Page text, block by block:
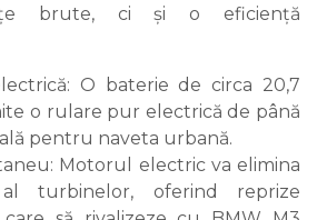
brute, ci și o eficiență
O baterie de circa 20,7
o rulare pur electrică de până
pentru naveta urbană.
Motorul electric va elimina
turbinelor, oferind reprize